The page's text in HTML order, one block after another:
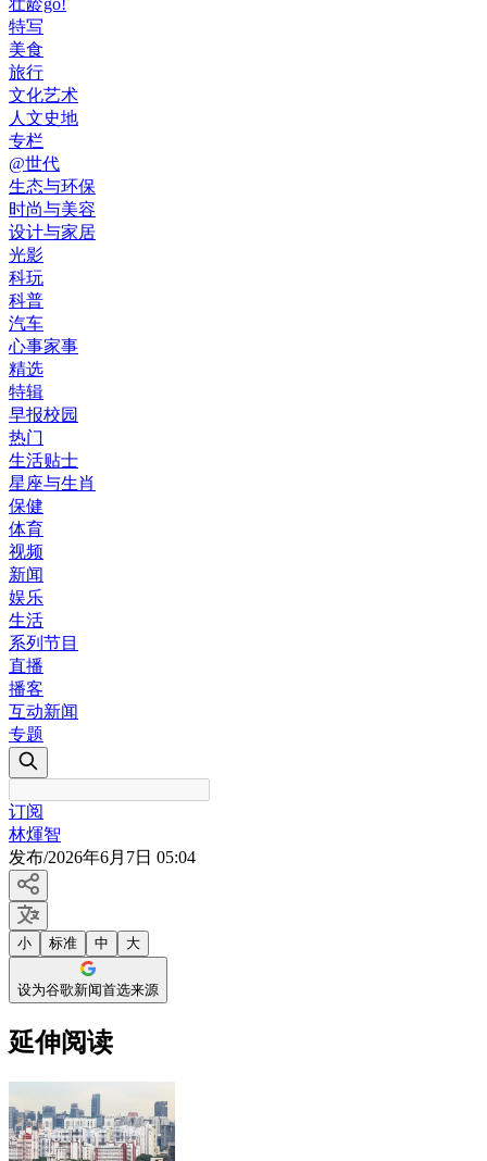
壮龄go!
特写
美食
旅行
文化艺术
人文史地
专栏
@世代
生态与环保
时尚与美容
设计与家居
光影
科玩
科普
汽车
心事家事
精选
特辑
早报校园
热门
生活贴士
星座与生肖
保健
体育
视频
新闻
娱乐
生活
系列节目
直播
播客
互动新闻
专题
订阅
林煇智
发布/2026年6月7日 05:04
小 标准 中 大
设为谷歌新闻首选来源
延伸阅读